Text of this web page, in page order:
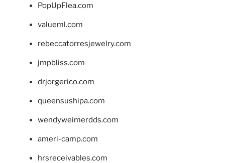
PopUpFlea.com
valueml.com
rebeccatorresjewelry.com
jmpbliss.com
drjorgerico.com
queensushipa.com
wendyweimerdds.com
ameri-camp.com
hrsreceivables.com